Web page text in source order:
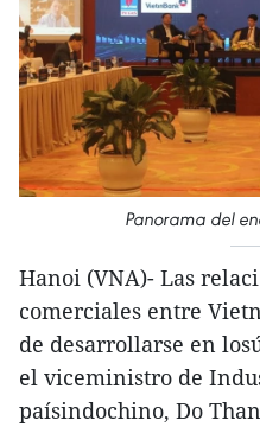
Panorama del
Hanoi (VNA)- Las
comerciales entre
de desarrollarse en
el viceministro de
paísindochino, Do